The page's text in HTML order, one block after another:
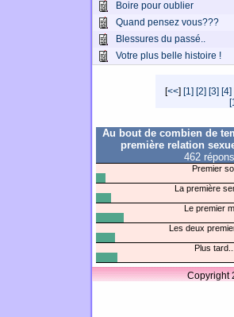
Boire pour oublier
Quand pensez vous???
Blessures du passé..
Votre plus belle histoire !
[<<] [1] [2] [3] [4]
Au bout de combien de
première relation
462
Premier
La première
Le premier
Les deux
Plus tard...
Copyright